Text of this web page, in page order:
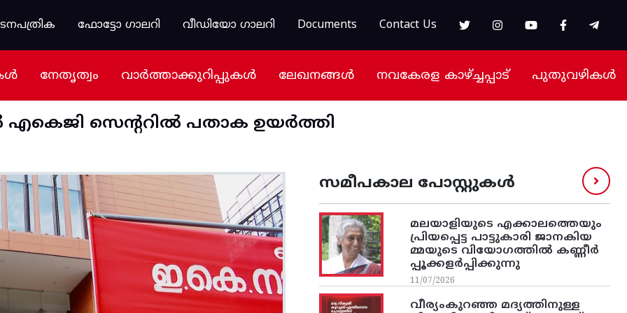
ഫോട്ടോ ഗാലറി വീഡിയോ ഗാലറി Documents Contact Us
നേതൃത്വം വാർത്താക്കുറിപ്പുകൾ ലേഖനങ്ങൾ നവകേരള കാഴ്ച്ചപ്പാട് പുതുവഴികൾ
സെന്ററിൽ പതാക ഉയർത്തി
സമീപകാല പോസ്റ്റുകൾ
മലയാളിയുടെ എക്കാലത്തെയും
പ്രിയപ്പെട്ട പാട്ടുകാരി ജാനകിയ
മ്മയുടെ വിയോഗത്തിൽ കണ്ണീർ
പ്പൂക്കളർപ്പിക്കുന്നു
11/07/2026
വീര്യംകുറഞ്ഞ മദ്യത്തിനുള്ള